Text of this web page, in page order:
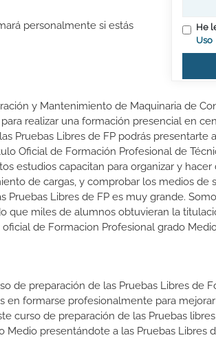
personalmente si estás
He
Uso
y Mantenimiento de Maquinaria de
realizar una formación presencial en
Pruebas Libres de FP podrás
Oficial de Formación Profesional de
estudios capacitan para organizar y
de cargas, y comprobar los medios de
Pruebas Libres de FP es muy grande.
que miles de alumnos obtuvieran la
de Formacion Profesional grado
de preparación de las Pruebas Libres de
en formarse profesionalmente para
curso de preparación de las Pruebas
Medio presentándote a las Pruebas Libres